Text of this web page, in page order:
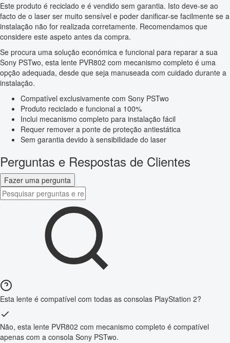
Este produto é reciclado e é vendido sem garantia. Isto deve-se ao
facto de o laser ser muito sensível e poder danificar-se facilmente se a
instalação não for realizada corretamente. Recomendamos que
considere este aspeto antes da compra.
Se procura uma solução económica e funcional para reparar a sua
Sony PSTwo, esta lente PVR802 com mecanismo completo é uma
opção adequada, desde que seja manuseada com cuidado durante a
instalação.
Compatível exclusivamente com Sony PSTwo
Produto reciclado e funcional a 100%
Inclui mecanismo completo para instalação fácil
Requer remover a ponte de proteção antiestática
Sem garantia devido à sensibilidade do laser
Perguntas e Respostas de Clientes
Fazer uma pergunta
Esta lente é compatível com todas as consolas PlayStation 2?
Não, esta lente PVR802 com mecanismo completo é compatível
apenas com a consola Sony PSTwo.